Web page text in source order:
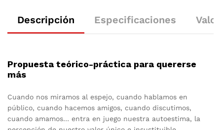
Descripción Especificaciones
Propuesta teórico-práctica para quererse
más
Cuando nos miramos al espejo, cuando hablamos en
público, cuando hacemos amigos, cuando discutimos,
cuando amamos… entra en juego nuestra autoestima, la